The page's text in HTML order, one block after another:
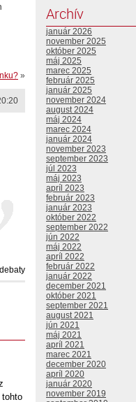
»
tohto
Archív
január 2026
november 2025
október 2025
máj 2025
marec 2025
február 2025
január 2025
november 2024
august 2024
máj 2024
marec 2024
január 2024
november 2023
september 2023
júl 2023
máj 2023
apríl 2023
február 2023
január 2023
október 2022
september 2022
jún 2022
máj 2022
apríl 2022
február 2022
január 2022
december 2021
október 2021
september 2021
august 2021
jún 2021
máj 2021
apríl 2021
marec 2021
december 2020
apríl 2020
január 2020
november 2019